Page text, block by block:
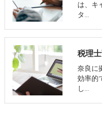
は、キ
タ…
税理
奈良に
効率的
し…